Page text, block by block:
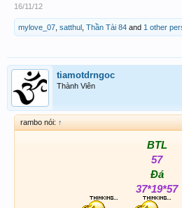
16/11/12
mylove_07 satthul Thần Tài 84 and 1 other
tiamotdrngoc
Thành Viên
rambo nói: ↑
BTL
57
Đá
37*19*57